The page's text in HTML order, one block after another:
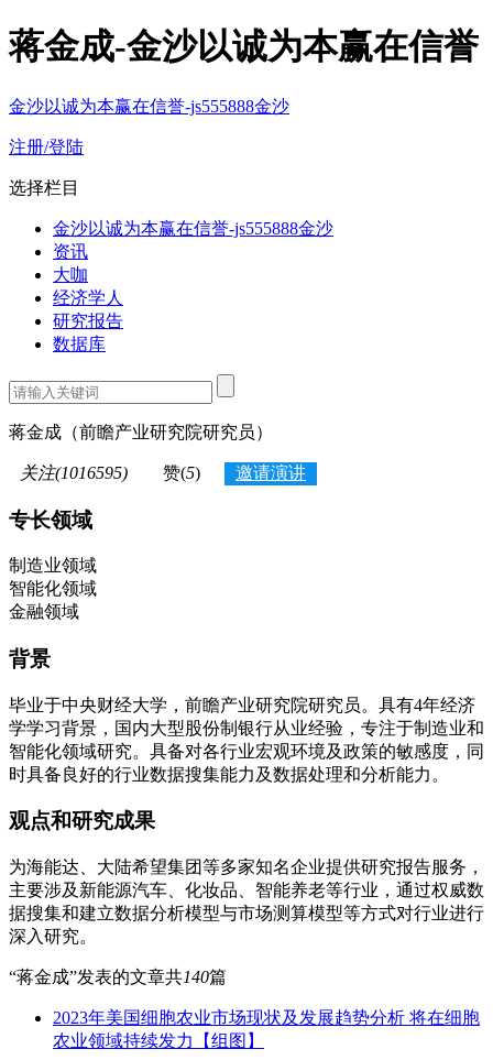
蒋金成-金沙以诚为本赢在信誉
金沙以诚为本赢在信誉-js555888金沙
注册/登陆
选择栏目
金沙以诚为本赢在信誉-js555888金沙
资讯
大咖
经济学人
研究报告
数据库
蒋金成 （前瞻产业研究院研究员）
关注(1016595) 赞(5) 邀请演讲
专长领域
制造业领域
智能化领域
金融领域
背景
毕业于中央财经大学，前瞻产业研究院研究员。具有4年经济
学学习背景，国内大型股份制银行从业经验，专注于制造业和
智能化领域研究。具备对各行业宏观环境及政策的敏感度，同
时具备良好的行业数据搜集能力及数据处理和分析能力。
观点和研究成果
为海能达、大陆希望集团等多家知名企业提供研究报告服务，
主要涉及新能源汽车、化妆品、智能养老等行业，通过权威数
据搜集和建立数据分析模型与市场测算模型等方式对行业进行
深入研究。
“蒋金成”发表的文章共140篇
2023年美国细胞农业市场现状及发展趋势分析 将在细胞
农业领域持续发力【组图】